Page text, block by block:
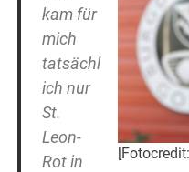
kam für
mich
tatsächl
ich nur
St.
Leon-
Rot in